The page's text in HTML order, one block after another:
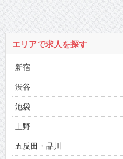
エリアで求人を探す
新宿
渋谷
池袋
上野
五反田・品川